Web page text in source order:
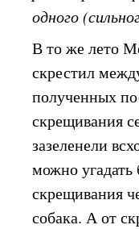
одного
В то же лето
скрестил
полученных
скрещивания
зазеленели
можно
скрещивания
собака. А от